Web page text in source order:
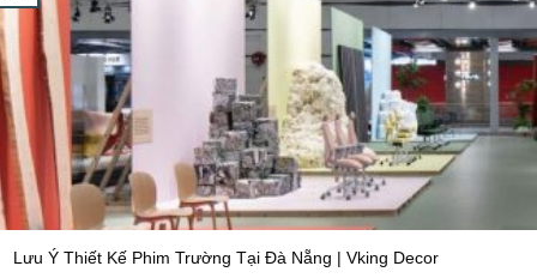
Lưu Ý Thiết Kế Phim Trường Tại Đà Nẵng | Vking Decor